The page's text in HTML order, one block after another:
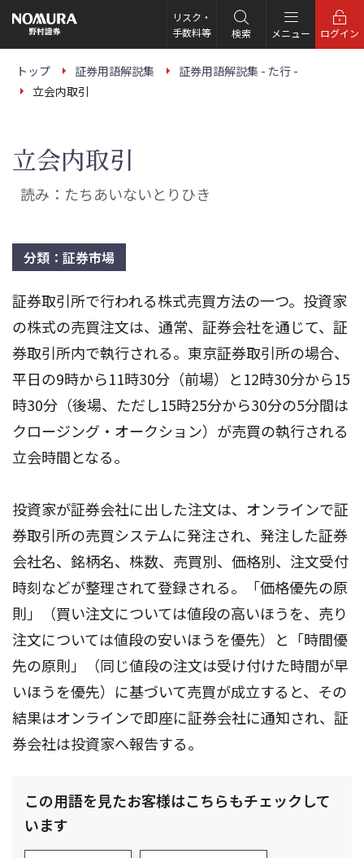
の
ー
リスク・
手数料等
検索 メニュー ログイン
トップ 証券用語解説集
証券用語解説集 - た行 -
立会内取引
立会内取引
読み：たちあいないとりひき
分類：証券市場
証券取引所で行われる株式売買方法の一つ。投資家
の株式の売買注文は、通常、証券会社を通じて、証
券取引所内で執行される。東京証券取引所の場合、
平日の9時から11時30分（前場）と12時30分から15
時30分（後場、ただし15時25分から30分の5分間は
クロージング・オークション）が売買の執行される
立会時間となる。
投資家が証券会社に出した注文は、オンラインで証
券取引所の売買システムに発注され、発注した証券
会社名、銘柄名、株数、売買別、価格別、注文受付
時刻などが整理されて登録される。「価格優先の原
則」（買い注文については値段の高いほうを、売り
注文については値段の安いほうを優先）と「時間優
先の原則」（同じ値段の注文は受け付けた時間が早
いほうを優先）に基づいて売買が成立すると、その
結果はオンラインで即座に証券会社に通知され、証
券会社は投資家へ報告する。
この用語を見たお客様はこちらもチェックして
います